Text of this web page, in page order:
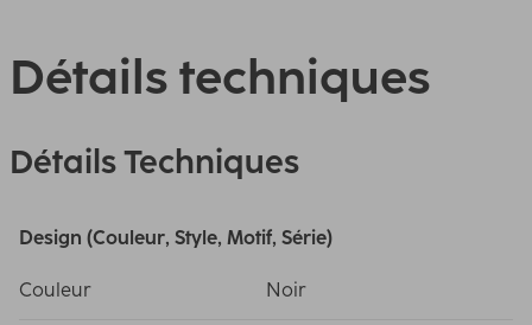
Détails techniques
Détails Techniques
Design (Couleur, Style, Motif, Série)
Couleur Noir